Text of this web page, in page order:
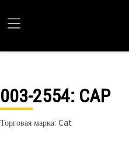
003-2554: CAP
Торговая марка: Cat